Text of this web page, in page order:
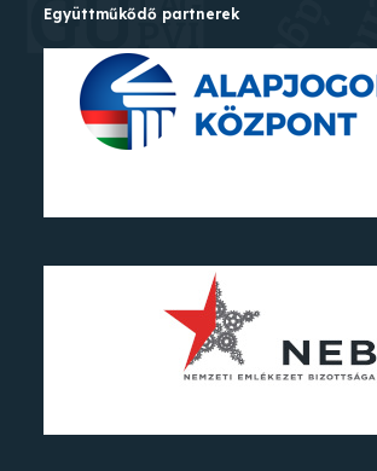
Együttműkődő partnerek